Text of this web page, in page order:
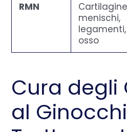
RMN
menischi,
legamenti,
osso
Cura degli
al